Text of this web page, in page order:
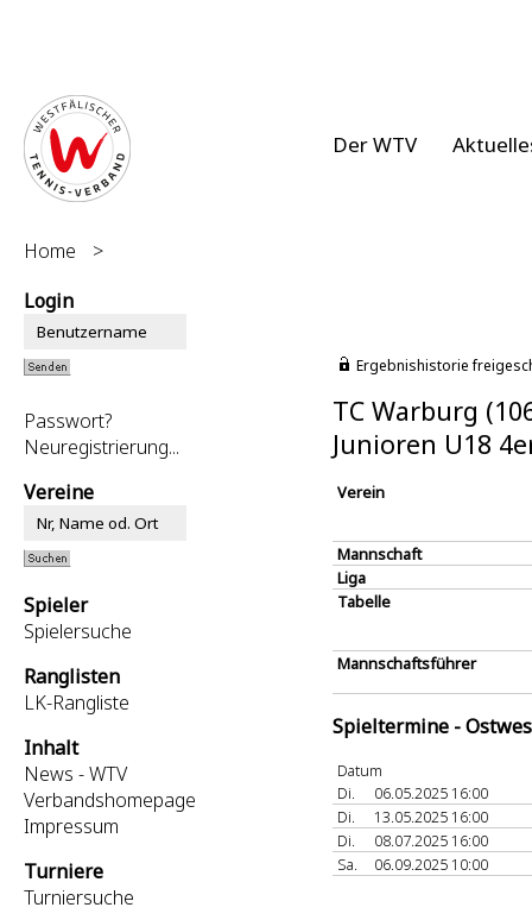
Der WTV
Home
>
Login
Passwort?
Neuregistrierung...
Vereine
Spieler
Spielersuche
Ranglisten
LK-Rangliste
Inhalt
News - WTV
Verbandshomepage
Impressum
Turniere
Turniersuche
Ergebnishistorie
TC Warburg
Junioren U18
Verein
Mannschaft
Liga
Tabelle
Mannschaftsführer
Spieltermine -
Datum
Di.
06.05.2025 16:00
Di.
13.05.2025 16:00
Di.
08.07.2025 16:00
Sa.
06.09.2025 10:00